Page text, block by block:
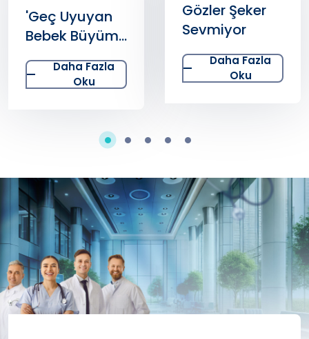
'Geç Uyuyan
Bebek Büyüme
Hormonundan
Yararlanamaz'
Daha Fazla
Oku
Gözler Şeker
Sevmiyor
Daha Fazla
Oku